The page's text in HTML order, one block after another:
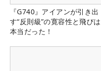
『G740』アイアンが引き出
す“反則級”の寛容性と飛びは
本当だった！